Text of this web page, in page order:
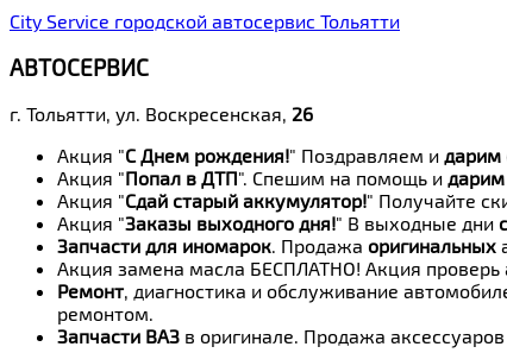
City Service городской автосервис Тольятти
АВТОСЕРВИС
г. Тольятти, ул. Воскресенская, 26
Акция "С Днем рождения!" Поздравляем и дарим
Акция "Попал в ДТП". Спешим на помощь и дарим
Акция "Сдай старый аккумулятор!" Получайте
Акция "Заказы выходного дня!" В выходные дни
Запчасти для иномарок. Продажа оригинальных
Акция замена масла БЕСПЛАТНО! Акция проверь
Ремонт, диагностика и обслуживание
ремонтом.
Запчасти ВАЗ в оригинале. Продажа